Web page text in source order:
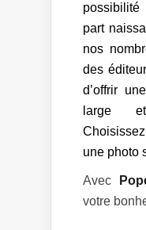
part
nos
des
d’offrir
large
une photo
Avec
votre